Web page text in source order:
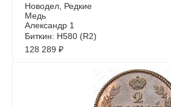
Новодел, Редкие
Медь
Александр 1
Биткин: H580 (R2)
128 289 ₽